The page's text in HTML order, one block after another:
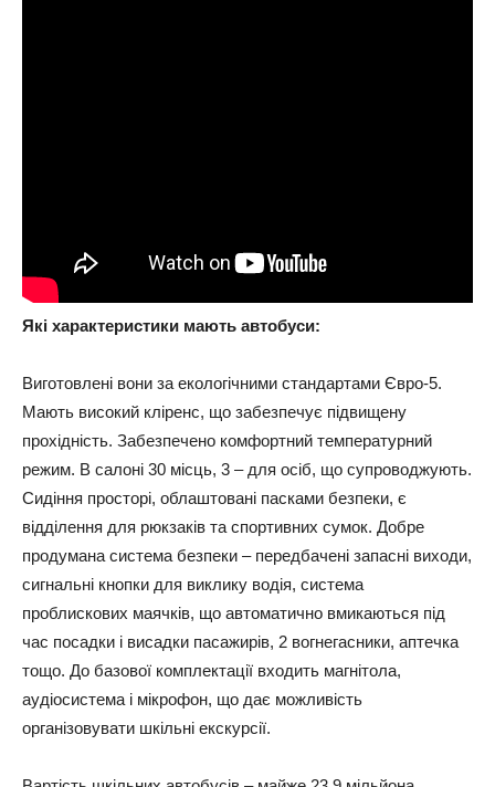
Які характеристики мають автобуси:
Виготовлені вони за екологічними стандартами Євро-5.
Мають високий кліренс, що забезпечує підвищену
прохідність. Забезпечено комфортний температурний
режим. В салоні 30 місць, 3 – для осіб, що супроводжують.
Сидіння просторі, облаштовані пасками безпеки, є
відділення для рюкзаків та спортивних сумок. Добре
продумана система безпеки – передбачені запасні виходи,
сигнальні кнопки для виклику водія, система
проблискових маячків, що автоматично вмикаються під
час посадки і висадки пасажирів, 2 вогнегасники, аптечка
тощо. До базової комплектації входить магнітола,
аудіосистема і мікрофон, що дає можливість
організовувати шкільні екскурсії.